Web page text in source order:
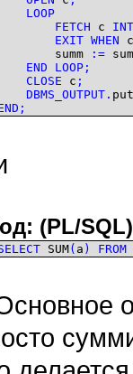
LOOP
FETCH c
EXIT WHEN c
summ
:=
END
LOOP ;
CLOSE c ;
DBMS_OUTPUT .
;
(PL/SQL)
SUM( a ) FROM
ведь и там, и там